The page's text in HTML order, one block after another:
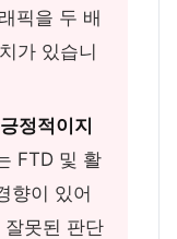
픽을 두 배
가 있습니
정적이지
FTD 및 활
향이 있어
잘못된 판단